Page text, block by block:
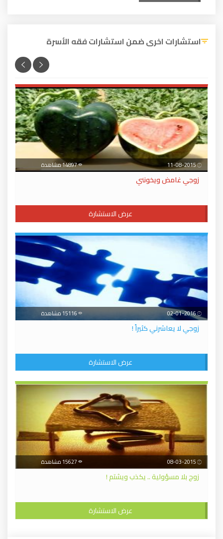
استشارات اخرى ضمن استشارات فقه الأسرة
11-08-2015 14897 مشاهدة
زوجي غامض ويخونني
عرض الاستشارة
02-01-2016 15116 مشاهدة
زوجي لا يعاشرني كثيراً !
عرض الاستشارة
زوج بلا مسؤولية .. يكذب ويشتم !
عرض الاستشارة